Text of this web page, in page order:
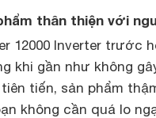
thân thiện với
12000 Inverter trước
khi gần như không
tiến, sản phẩm
không cần quá lo